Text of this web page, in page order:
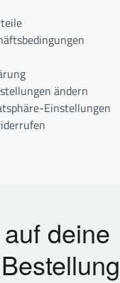
ändern
Einstellungen
deine